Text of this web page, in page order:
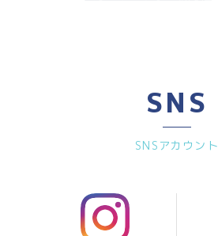
SNS
SNSアカウント